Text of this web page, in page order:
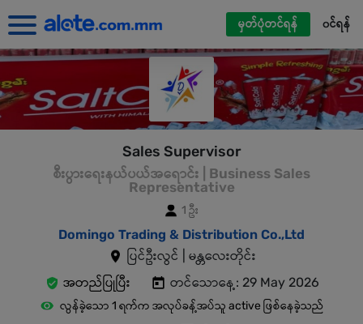
မှတ်ပုံတင်ရန် ၀င်ရန်
Sales Supervisor
စီးပွားရေးနယ်ပယ်အရောင်း | Business Sales
Representative
1 ဦး
Domingo Trading & Distribution Co.,Ltd
ပြင်ဦးလွင် | မန္တလေးတိုင်း
အတည်ပြုပြီး
တင်သောနေ့: 29 May 2026
လွန်ခဲ့သော 1 ရက်က အလုပ်ခန့်အပ်သူ active ဖြစ်နေခဲ့သည်